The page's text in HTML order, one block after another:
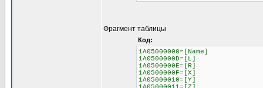
Фрагмент таблицы
Код:
1A05000000=[Name]
1A0500000D=[L]
1A0500000E=[R]
1A0500000F=[X]
1A05000010=[Y]